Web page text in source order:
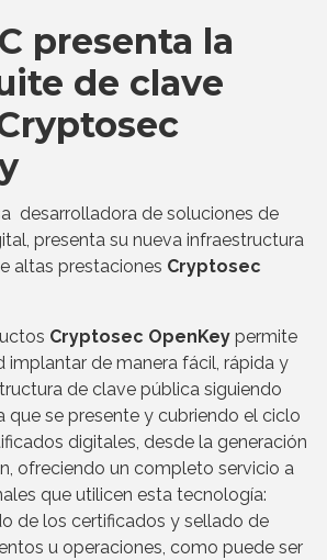
presenta la
de clave
desarrolladora de soluciones de
presenta su nueva infraestructura
altas prestaciones Cryptosec
Cryptosec OpenKey permite
implantar de manera fácil, rápida y
de clave pública siguiendo
que se presente y cubriendo el ciclo
digitales, desde la generación
ofreciendo un completo servicio a
que utilicen esta tecnología:
de los certificados y sellado de
u operaciones, como puede ser